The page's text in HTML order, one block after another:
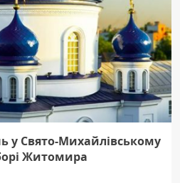
у Свято-Михайлівському
Житомира